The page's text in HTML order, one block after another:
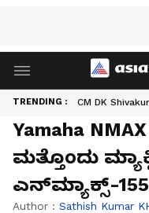
TRENDING : CM DK
Yamaha
ಮತ್ತೊಂದು
ಎನ್‌ಮ್ಯಾಕ್ಸ್-
Author : Sathish Kumar